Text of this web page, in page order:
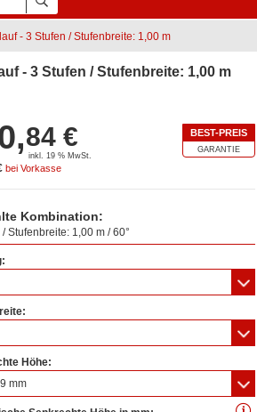
- 3 Stufen / Stufenbreite: 1,00 m
- 3 Stufen / Stufenbreite: 1,00 m
BEST-PREIS
GARANTIE
84 €
inkl. 19 % MwSt.
bei Vorkasse
Kombination:
Stufenbreite: 1,00 m / 60°
Höhe:
mm